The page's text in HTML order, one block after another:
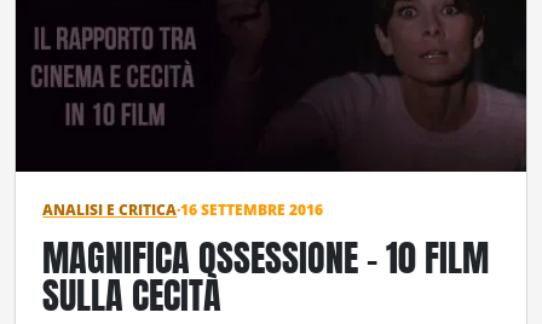
ANALISI E CRITICA·16 SETTEMBRE 2016
MAGNIFICA OSSESSIONE – 10 FILM
SULLA CECITÀ